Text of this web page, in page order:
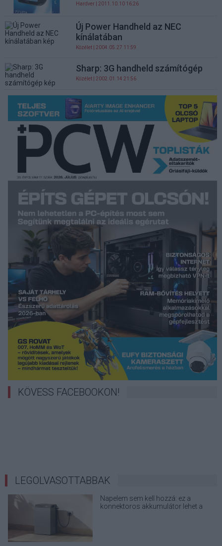
Hardver | 2011.10.10 16:26
Új Power Handheld az NEC
kínálatában
Közélet | 2004.05.27 11:59
Sharp: 3G handheld számítógép
Közélet | 2002.01.14 21:56
KÖVESS FACEBOOKON!
LEGOLVASOTTABBAK
Napelem sem kell hozzá: ez a
konnektoros akkumulátor lehet a